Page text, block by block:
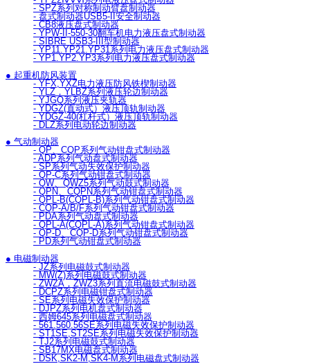
- SPZ系列对称制动臂盘制动器
- 盘式制动器USB5-II安全制动器
- CB8液压盘式制动器
- YPW-II-550-30翻车机电力液压盘式制动器
- SIBRE USB3-III型制动器
- YP11.YP21.YP31系列电力液压盘式制动器
- YP1.YP2.YP3系列电力液压盘式制动器
● 起重机防风装置
- YFX,YXZ电力液压防风铁楔制动器
- YLZ，YLBZ系列液压轮边制动器
- YJGQ系列液压夹轨器
- YDGZ(直动式）液压顶轨制动器
- YDGZ-40(杠杆式）液压顶轨制动器
- DLZ系列电动轮边制动器
● 气动制动器
- QP、CQP系列气动钳盘式制动器
- ADP系列气动盘式制动器
- SP系列气动失效保护制动器
- QP-C系列气动钳盘式制动器
- QW、QWZ5系列气动鼓式制动器
- QPN、CQPN系列气动钳盘式制动器
- QPL-B(CQPL-B)系列气动钳盘式制动器
- CQP-A/B/F系列气动钳盘式制动器
- PDA系列气动盘式制动器
- QPL-A(CQPL-A)系列气动钳盘式制动器
- QP-D、CQP-D系列气动钳盘式制动器
- PD系列气动钳盘式制动器
● 电磁制动器
- JZ系列电磁鼓式制动器
- MW(Z)系列电磁鼓式制动器
- ZWZA，ZWZ3系列直流电磁鼓式制动器
- DCPZ系列电磁钳盘式制动器
- SE系列电磁失效保护制动器
- DJPZ系列电机盘式制动器
- 西姆645系列电磁盘式制动器
- 561.560.56SE系列电磁失效保护制动器
- ST1SE,ST2SE系列电磁失效保护制动器
- TJ2系列电磁鼓式制动器
- SB17MX电磁盘式制动器
- DSK,SK2-M,SK4-M系列电磁盘式制动器